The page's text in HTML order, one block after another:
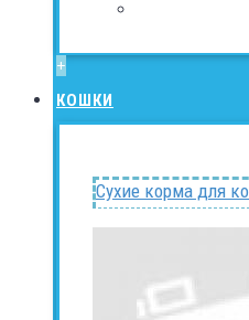
+
КОШКИ
Сухие корма для